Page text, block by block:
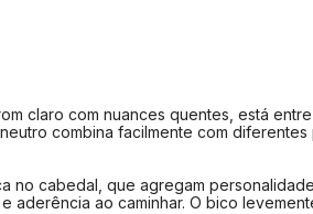
27,4 cm
28,2 cm
claro com nuances quentes, está
combina facilmente com diferentes
no cabedal, que agregam
aderência ao caminhar. O bico